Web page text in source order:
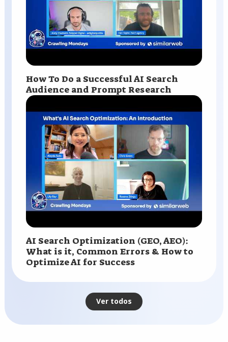
Ver todos
How To Do a Successful AI Search
Audience and Prompt Research
AI Search Optimization (GEO, AEO):
What is it, Common Errors & How to
Optimize AI for Success